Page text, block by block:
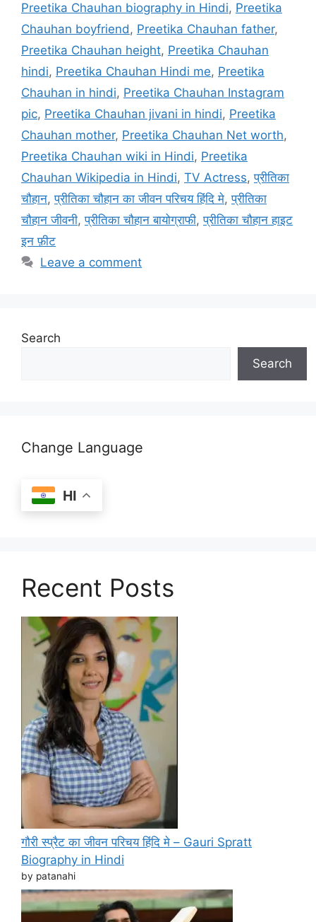
Preetika Chauhan biography in Hindi, Preetika
Chauhan boyfriend, Preetika Chauhan father,
Preetika Chauhan height, Preetika Chauhan
hindi, Preetika Chauhan Hindi me, Preetika
Chauhan in hindi, Preetika Chauhan Instagram
pic, Preetika Chauhan jivani in hindi, Preetika
Chauhan mother, Preetika Chauhan Net worth,
Preetika Chauhan wiki in Hindi, Preetika
Chauhan Wikipedia in Hindi, TV Actress,प्रीतिका
चौहान,प्रीतिका चौहान का जीवन परिचय हिंदि मे,प्रीतिका
चौहान जीवनी,प्रीतिका चौहान बायोग्राफी,प्रीतिका चौहान हाइट
इन फ़ीट
Leave a comment
Search
Search
Change Language
HI
Recent Posts
गौरी स्प्रैट का जीवन परिचय हिंदि मे – Gauri Spratt
Biography in Hindi
by patanahi